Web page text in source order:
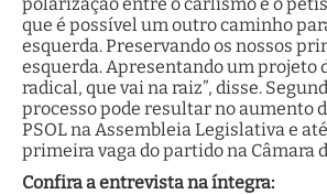
que é possível um outro caminho
esquerda. Preservando os nossos
esquerda. Apresentando um projeto
radical, que vai na raiz”, disse.
processo pode resultar no aumento
PSOL na Assembleia Legislativa e
primeira vaga do partido na Câmara
Confira a entrevista na íntegra: